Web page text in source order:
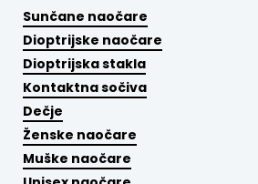
Sunčane naočare
Dioptrijske naočare
Dioptrijska stakla
Kontaktna sočiva
Dečje
Ženske naočare
Muške naočare